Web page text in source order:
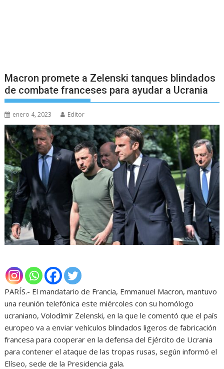
Macron promete a Zelenski tanques blindados
de combate franceses para ayudar a Ucrania
enero 4, 2023 Editor
PARÍS.- El mandatario de Francia, Emmanuel Macron, mantuvo
una reunión telefónica este miércoles con su homólogo
ucraniano, Volodímir Zelenski, en la que le comentó que el país
europeo va a enviar vehículos blindados ligeros de fabricación
francesa para cooperar en la defensa del Ejército de Ucrania
para contener el ataque de las tropas rusas, según informó el
Elíseo, sede de la Presidencia gala.